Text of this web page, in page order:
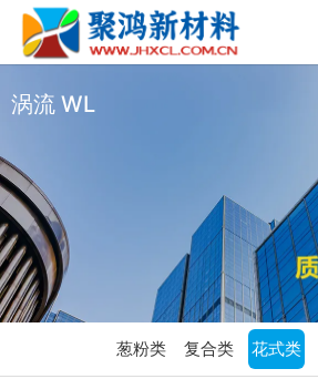
涡流 WL
葱粉类 复合类 花式类